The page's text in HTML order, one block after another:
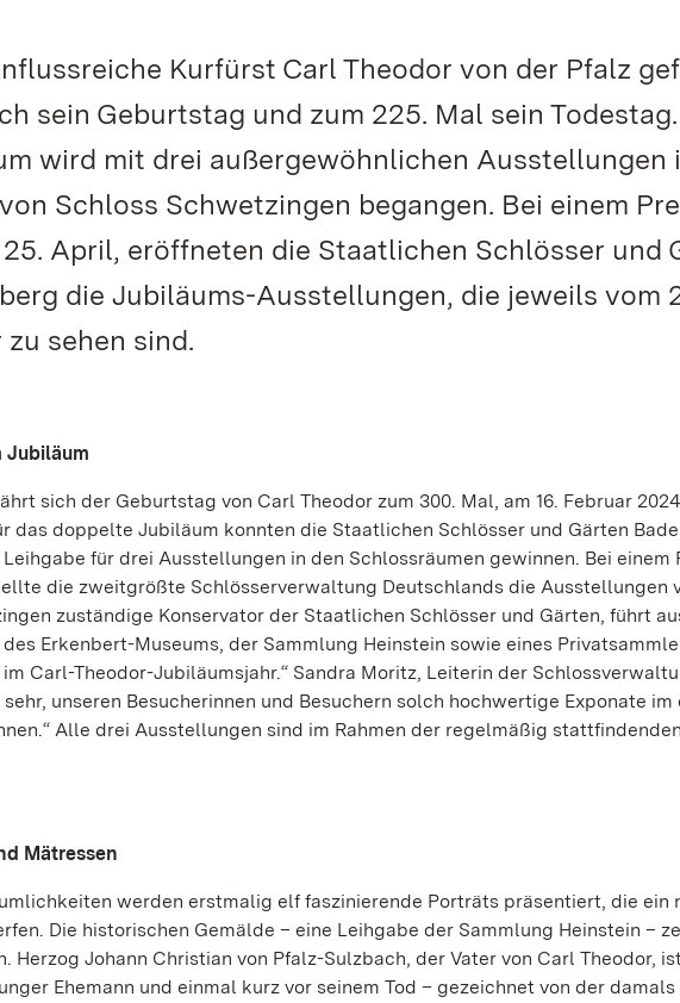
Kurfürst Carl Theodor von der Pfalz
sein Geburtstag und zum 225. Mal sein
wird mit drei außergewöhnlichen Ausstellungen
Schloss Schwetzingen begangen. Bei einem
April, eröffneten die Staatlichen Schlösser und
die Jubiläums-Ausstellungen, die jeweils vom
sehen sind.
Jubiläum
sich der Geburtstag von Carl Theodor zum 300. Mal, am 16. Februar
das doppelte Jubiläum konnten die Staatlichen Schlösser und Gärten
für drei Ausstellungen in den Schlossräumen gewinnen. Bei einem
die zweitgrößte Schlösserverwaltung Deutschlands die Ausstellungen
zuständige Konservator der Staatlichen Schlösser und Gärten, führt
Erkenbert-Museums, der Sammlung Heinstein sowie eines
Carl-Theodor-Jubiläumsjahr.“ Sandra Moritz, Leiterin der
unseren Besucherinnen und Besuchern solch hochwertige Exponate
Alle drei Ausstellungen sind im Rahmen der regelmäßig
Mätressen
werden erstmalig elf faszinierende Porträts präsentiert, die ein
Die historischen Gemälde – eine Leihgabe der Sammlung Heinstein –
Herzog Johann Christian von Pfalz-Sulzbach, der Vater von Carl Theodor,
Ehemann und einmal kurz vor seinem Tod – gezeichnet von der